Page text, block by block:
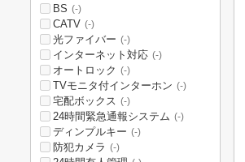
BS (-)
CATV (-)
光ファイバー (-)
インターネット対応 (-)
オートロック (-)
TVモニタ付インターホン (-)
宅配ボックス (-)
24時間緊急通報システム (-)
ディンプルキー (-)
防犯カメラ (-)